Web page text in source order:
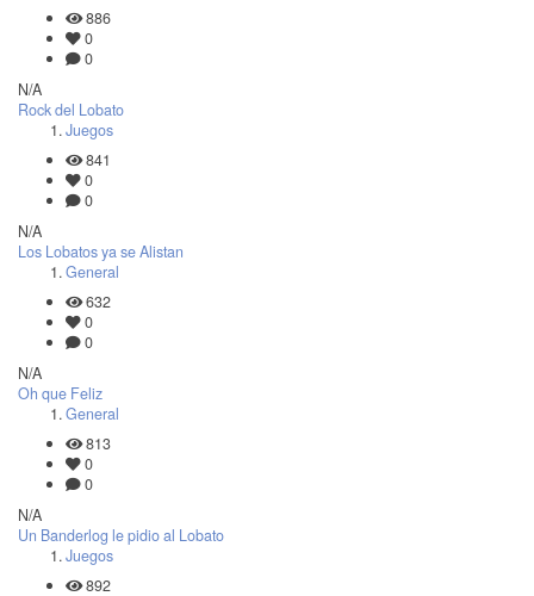
886
0
0
N/A
Rock del Lobato
Juegos
841
0
0
N/A
Los Lobatos ya se Alistan
General
632
0
0
N/A
Oh que Feliz
General
813
0
0
N/A
Un Banderlog le pidio al Lobato
Juegos
892